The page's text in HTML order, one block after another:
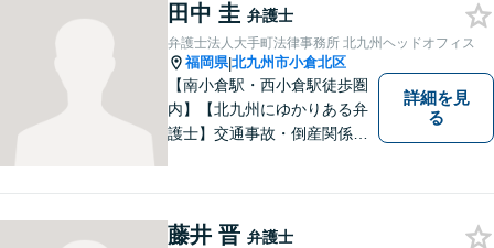
倫慰謝料のご相談は初回無料
です。【夜間・土日対応】
田中 圭 弁護士
弁護士法人大手町法律事務所 北九州ヘッドオフィス
福岡県|北九州市小倉北区
【南小倉駅・西小倉駅徒歩圏
内】【北九州にゆかりある弁
護士】交通事故・倒産関係・
本質把握から解決に至るまで
詳細を見
る
藤井 晋 弁護士